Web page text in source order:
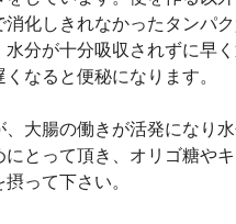
化しきれなかったタンパ
分が十分吸収されずに早
なると便秘になります。
大腸の働きが活発になり
とって頂き、オリゴ糖や
って下さい。